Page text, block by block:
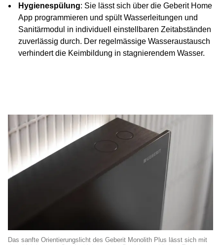
Hygienespülung: Sie lässt sich über die Geberit Home
App programmieren und spült Wasserleitungen und
Sanitärmodul in individuell einstellbaren Zeitabständen
zuverlässig durch. Der regelmässige Wasseraustausch
verhindert die Keimbildung in stagnierendem Wasser.
Das sanfte Orientierungslicht des Geberit Monolith Plus lässt sich mit